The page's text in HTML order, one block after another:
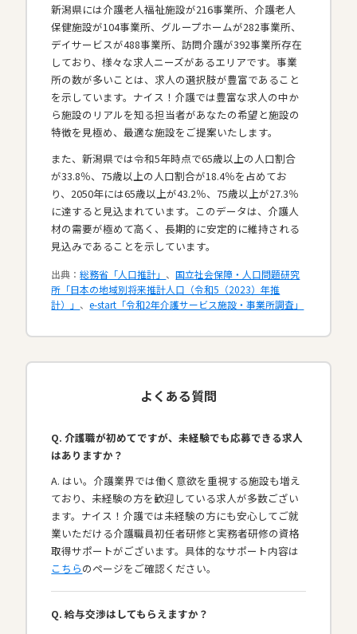
新潟県には介護老人福祉施設が216事業所、介護老人
保健施設が104事業所、グループホームが282事業所、
デイサービスが488事業所、訪問介護が392事業所存在
しており、様々な求人ニーズがあるエリアです。事業
所の数が多いことは、求人の選択肢が豊富であること
を示しています。ナイス！介護では豊富な求人の中か
ら施設のリアルを知る担当者があなたの希望と施設の
特徴を見極め、最適な施設をご提案いたします。
また、新潟県では令和5年時点で65歳以上の人口割合
が33.8％、75歳以上の人口割合が18.4％を占めてお
り、2050年には65歳以上が43.2％、75歳以上が27.3％
に達すると見込まれています。このデータは、介護人
材の需要が極めて高く、長期的に安定的に維持される
見込みであることを示しています。
出典：総務省「人口推計」 、国立社会保障・人口問題研究
所「日本の地域別将来推計人口（令和5（2023）年推
計）」 、e-start「令和2年介護サービス施設・事業所調査」
よくある質問
Q. 介護職が初めてですが、未経験でも応募できる求人
はありますか？
A. はい。介護業界では働く意欲を重視する施設も増え
ており、未経験の方を歓迎している求人が多数ござい
ます。ナイス！介護では未経験の方にも安心してご就
業いただける介護職員初任者研修と実務者研修の資格
取得サポートがございます。具体的なサポート内容は
こちらのページをご確認ください。
Q. 給与交渉はしてもらえますか？